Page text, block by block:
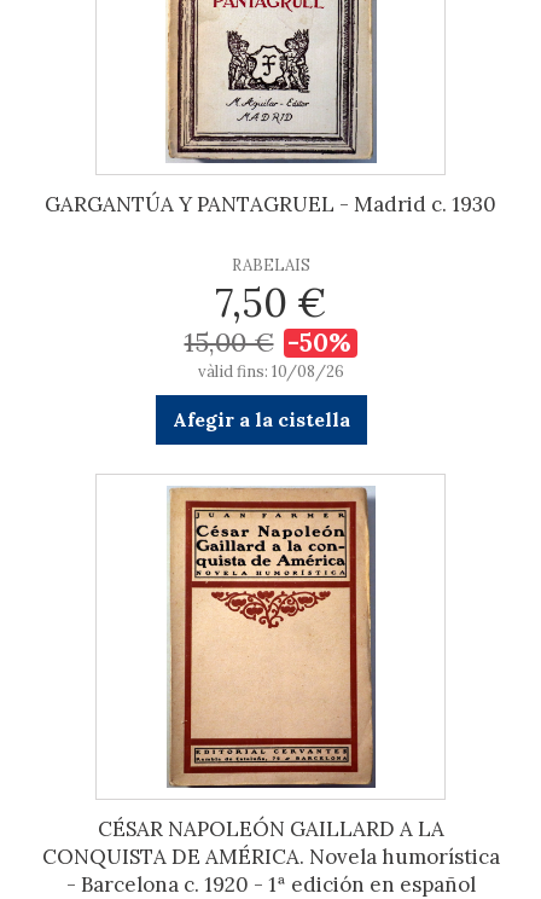
GARGANTÚA Y PANTAGRUEL - Madrid c. 1930
RABELAIS
7,50 €
15,00 € -50%
vàlid fins: 10/08/26
Afegir a la cistella
CÉSAR NAPOLEÓN GAILLARD A LA
CONQUISTA DE AMÉRICA. Novela humorística
- Barcelona c. 1920 - 1ª edición en español